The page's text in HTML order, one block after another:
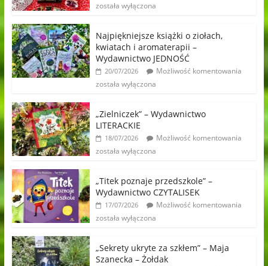
została wyłączona
Najpiękniejsze książki o ziołach,
kwiatach i aromaterapii –
Wydawnictwo JEDNOŚĆ
20/07/2026
Możliwość komentowania
została wyłączona
„Zielniczek” – Wydawnictwo
LITERACKIE
18/07/2026
Możliwość komentowania
została wyłączona
„Titek poznaje przedszkole” –
Wydawnictwo CZYTALISEK
17/07/2026
Możliwość komentowania
została wyłączona
„Sekrety ukryte za szkłem” – Maja
Szanecka – Żołdak